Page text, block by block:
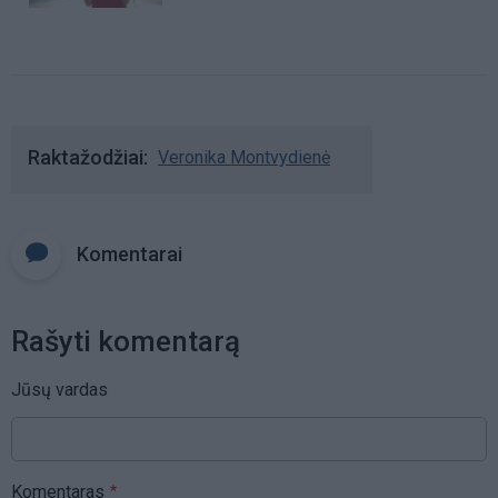
Raktažodžiai Veronika Montvydienė
Komentarai
Rašyti komentarą
Jūsų vardas
Komentaras